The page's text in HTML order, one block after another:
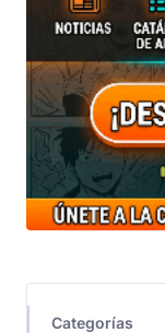
Categorías